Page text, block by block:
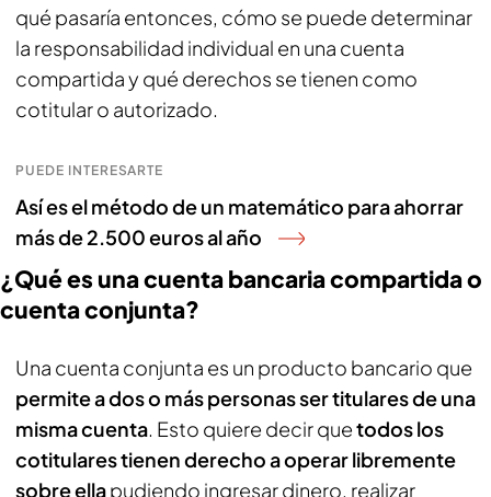
qué pasaría entonces, cómo se puede determinar
la responsabilidad individual en una cuenta
compartida y qué derechos se tienen como
cotitular o autorizado.
PUEDE INTERESARTE
Así es el método de un matemático para ahorrar
más de 2.500 euros al año
¿Qué es una cuenta bancaria compartida o
cuenta conjunta?
Una cuenta conjunta es un producto bancario que
permite a dos o más personas ser titulares de una
misma cuenta. Esto quiere decir quetodos los
cotitulares tienen derecho a operar libremente
sobre ellapudiendo ingresar dinero, realizar